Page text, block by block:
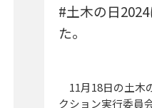
#土木の日
た。
11月18日の土木
クション実行委員